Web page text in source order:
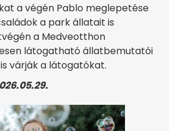
a végén Pablo meglepetése
a park állatait is
a Medveotthon
látogatható állatbemutatói
várják a látogatókat.